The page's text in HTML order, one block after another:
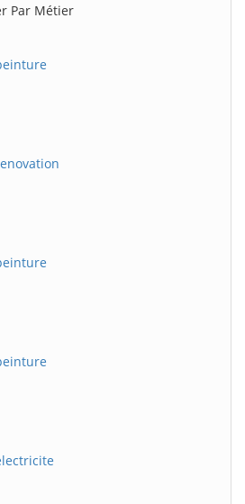
Par Métier